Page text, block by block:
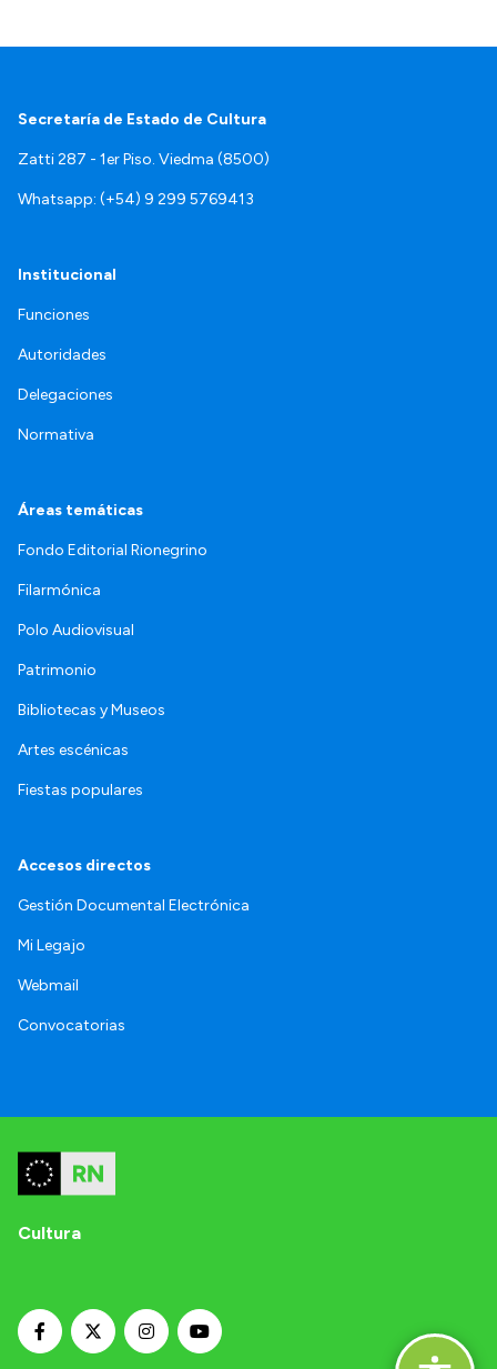
Secretaría de Estado de Cultura
Zatti 287 - 1er Piso. Viedma (8500)
Whatsapp: (+54) 9 299 5769413
Institucional
Funciones
Autoridades
Delegaciones
Normativa
Áreas temáticas
Fondo Editorial Rionegrino
Filarmónica
Polo Audiovisual
Patrimonio
Bibliotecas y Museos
Artes escénicas
Fiestas populares
Accesos directos
Gestión Documental Electrónica
Mi Legajo
Webmail
Convocatorias
Cultura